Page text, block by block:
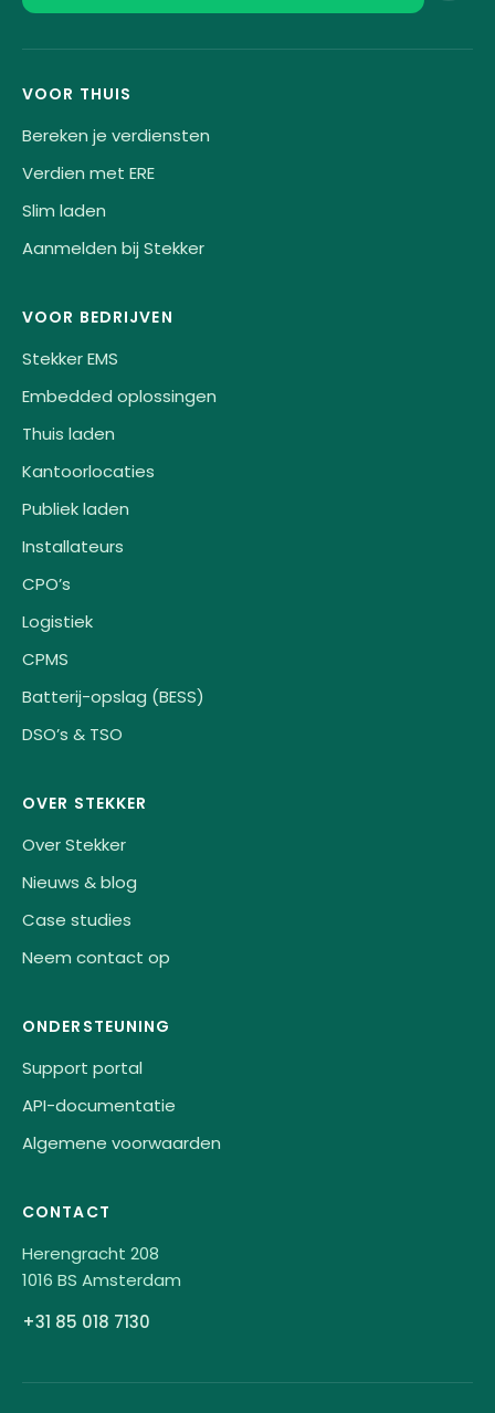
VOOR THUIS
Bereken je verdiensten
Verdien met ERE
Slim laden
Aanmelden bij Stekker
VOOR BEDRIJVEN
Stekker EMS
Embedded oplossingen
Thuis laden
Kantoorlocaties
Publiek laden
Installateurs
CPO’s
Logistiek
CPMS
Batterij-opslag (BESS)
DSO’s & TSO
OVER STEKKER
Over Stekker
Nieuws & blog
Case studies
Neem contact op
ONDERSTEUNING
Support portal
API-documentatie
Algemene voorwaarden
CONTACT
Herengracht 208
1016 BS Amsterdam
+31 85 018 7130